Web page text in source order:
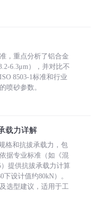
，重点分析了铝合金
6.3μm），并对比不
8503-1标准和行业
喷砂参数。
载力详解
格和抗拔承载力，包
据专业标准（如《混
提供抗拔承载力计算
设计值约80kN）。
选型建议，适用于工